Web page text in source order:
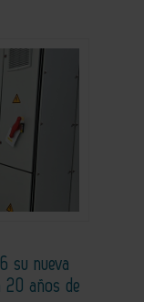
su nueva
20 años de